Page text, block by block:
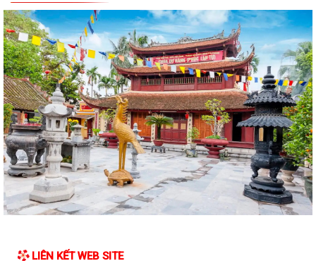
dân xã An Quang
Quy định số 132-QĐ/TW của Bộ Chính trị và Kế hoạch số 69-KH/TU,
ngày 12/6/2026 của Ban Thường vụ...
Quy định số 178-QĐ/TW của Bộ Chính trị và Kế hoạch số 66-KH/TU,
ngày 08/6/2026 của Ban Thường vụ...
Thông báo về việc công khai số điện thoại đường dây nóng tiếp nhận
thông tin phản ánh, kiến nghị,...
Thông báo Về việc công khai số điện thoại đường dây nóng tiếp nhận
thông tin phản ánh, kiến nghị,...
Thông báo Về việc công khai số điện thoại đường dây nóng tiếp nhận
Nghị quyết số 09-NQ/TU, ngày 26/5/2026 của Ban Thường vụ Thành
LIÊN KẾT WEB SITE